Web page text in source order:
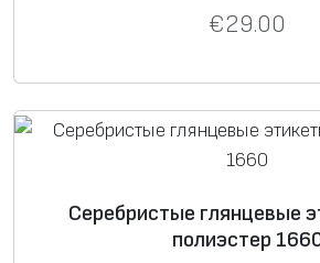
Хотите отправить файл?
€29.00
Серебристые глянцевые
полиэстер